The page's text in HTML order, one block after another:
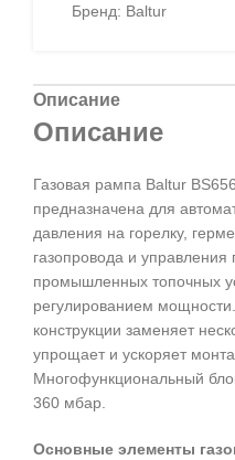
Бренд: Baltur
Описание
Описание
Газовая рампа Baltur
предназначена для
давления на горелку,
газопровода и управления
промышленных топочных
регулированием
конструкции заменяет
упрощает и ускоряет
Многофункциональный
360 мбар.
Основные элементы